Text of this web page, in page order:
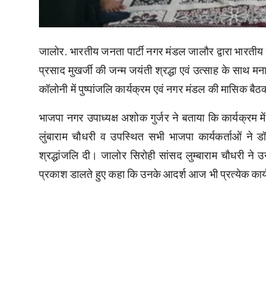
जालोर. भारतीय जनता पार्टी नगर मंडल जालौर द्वारा
प्रसाद मुखर्जी की जन्म जयंती श्रद्धा एवं उत्साह के साथ
कॉलोनी में पुष्पांजलि कार्यक्रम एवं नगर मंडल की मासिक
भाजपा नगर उपाध्यक्ष अशोक गुर्जर ने बताया कि
लुंबाराम चौधरी व उपस्थित सभी भाजपा कार्यकर्ताओं ने
श्रद्धांजलि दी। जालोर सिरोही सांसद लुम्बाराम
प्रकाश डालते हुए कहा कि उनके आदर्श आज भी प्रत्येक